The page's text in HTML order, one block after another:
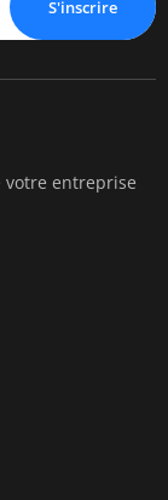
S'inscrire
votre entreprise